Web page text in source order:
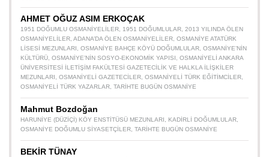
AHMET OĞUZ ASIM ERKOÇAK
1951 DOĞUMLU OSMANIYELILER 1951 DOĞUMLULAR 2013 YILINDA ÖLEN
OSMANIYELILER ADANA’DA ÖLEN OSMANIYELILER OSMANIYE ATATÜRK
LISESI MEZUNLARI
OSMANIYE BAHÇE KÖYÜ DOĞUMLULAR OSMANIYE’NIN
KÜLTÜRÜ OSMANIYE’NIN SOSYO-EKONOMIK YAPISI
OSMANIYELI ANKARA
ÜNIVERSITESI İLETIŞIM FAKÜLTESI GAZETECILIK VE HALKLA İLIŞKILER
MEZUNLARI
OSMANIYELI GAZETECILER OSMANIYELI TÜRK EĞITIMCILER
OSMANIYELI TÜRK YAZARLAR TARIHTE BUGÜN OSMANIYE
Mahmut Bozdoğan
HARUNIYE (DÜZIÇI) KÖY ENSTITÜSÜ MEZUNLARI KADIRLI DOĞUMLULAR
OSMANIYE DOĞUMLU SIYASETÇILER TARIHTE BUGÜN OSMANIYE
BEKİR TÜNAY